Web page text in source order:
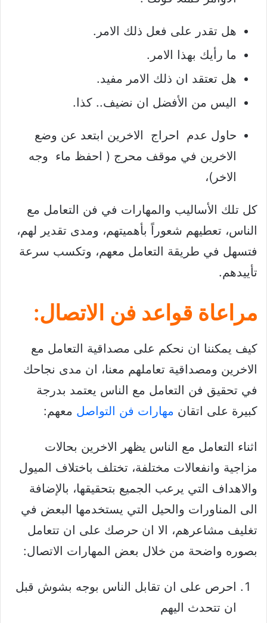
هل تقدر على فعل ذلك الامر.
ما رأيك بهذا الامر.
هل تعتقد ان ذلك الامر مفيد.
اليس من الأفضل ان نضيف.. كذا.
حاول عدم احراج الاخرين ابتعد عن وضع
الاخرين في موقف محرج ( احفظ ماء وجه
الاخر)،
كل تلك الأساليب والمهارات في فن التعامل مع
الناس، تعطيهم شعوراً بأهميتهم، ومدى تقدير لهم،
فتسهل في طريقة التعامل معهم، وتكسب سرعة
تأييدهم.
مراعاة قواعد فن الاتصال:
كيف يمكننا ان نحكم على مصداقية التعامل مع
الاخرين ومصداقية تعاملهم معنا، ان مدى نجاحك
في تحقيق فن التعامل مع الناس يعتمد بدرجة
كبيرة على اتقان مهارات فن التواصل معهم:
اثناء التعامل مع الناس يظهر الاخرين بحالات
مزاجية وانفعالات مختلفة، تختلف باختلاف الميول
والاهداف التي يرعب الجميع بتحقيقها، بالإضافة
الى المناورات والحيل التي يستخدمها البعض في
تغليف مشاعرهم، الا ان حرصك على ان تتعامل
بصوره واضحة من خلال بعض المهارات الاتصال:
احرص على ان تقابل الناس بوجه بشوش قبل
ان تتحدث اليهم